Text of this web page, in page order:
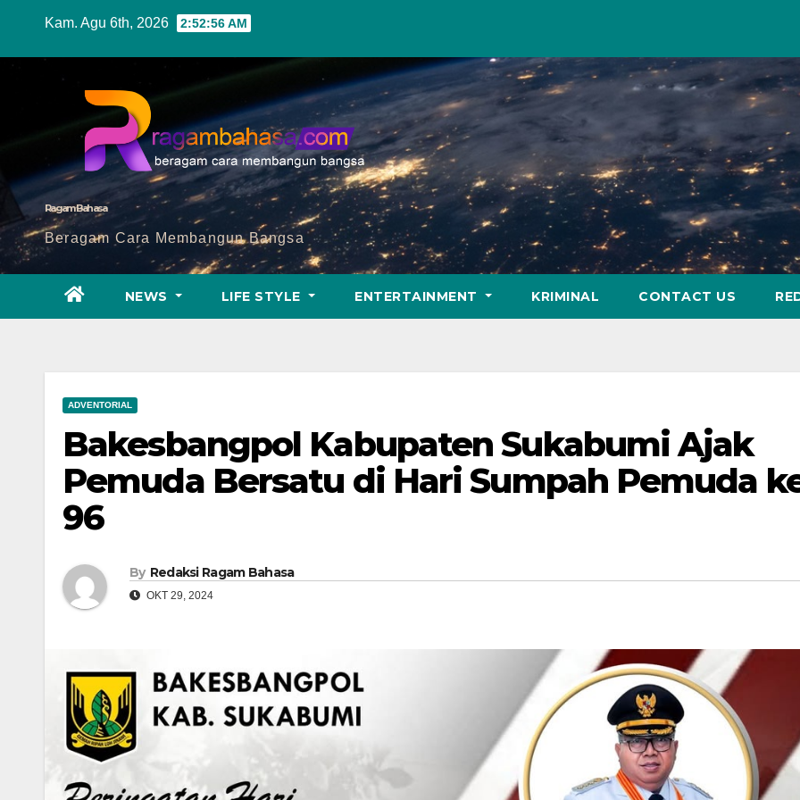
Kam. Agu 6th, 2026 2:52:57 AM
Ragam Bahasa
Beragam Cara Membangun Bangsa
NEWS LIFE STYLE ENTERTAINMENT KRIMINAL CONTACT US
ADVENTORIAL
Bakesbangpol Kabupaten Sukabumi Ajak
Pemuda Bersatu di Hari Sumpah Pemuda
96
By Redaksi Ragam Bahasa
OKT 29, 2024